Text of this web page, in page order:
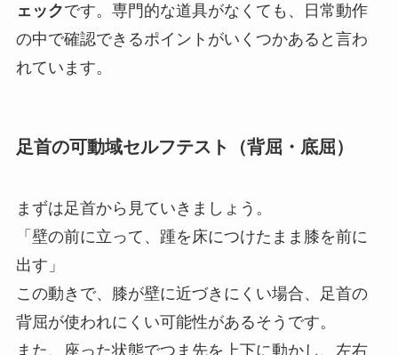
ェックです。専門的な道具がなくても、日常動作
の中で確認できるポイントがいくつかあると言わ
れています。
足首の可動域セルフテスト（背屈・底屈）
まずは足首から見ていきましょう。
「壁の前に立って、踵を床につけたまま膝を前に
出す」
この動きで、膝が壁に近づきにくい場合、足首の
背屈が使われにくい可能性があるそうです。
また、座った状態でつま先を上下に動かし、左右